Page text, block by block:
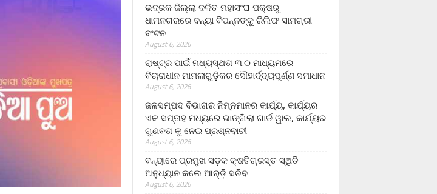
ଭଦ୍ରକ ଜିଲ୍ଲା ଦଳିତ ମହାସଂଘ ପକ୍ଷରୁ
ଧାମନଗରରେ ବନ୍ୟା ବିପନ୍ନଙ୍କୁ ରିଲିଫ ସାମଗ୍ରୀ
ବଂଟନ
August 6, 2026
ରାଷ୍ଟ୍ର ପାଇଁ ମଧ୍ୟସ୍ଥତା ୩.୦ ମାଧ୍ୟମରେ
ବିଚାରାଧୀନ ମାମଲାଗୁଡ଼ିକର ସୌହାର୍ଦ୍ଦ୍ୟପୂର୍ଣ୍ଣ ସମାଧାନ
August 6, 2026
ଜଳସମ୍ପଦ ବିଭାଗର ନିମ୍ନମାନର କାର୍ଯ୍ୟ, କାର୍ଯ୍ୟର
ଏକ ସପ୍ତାହ ମଧ୍ୟରେ ଭାଙ୍ଗିଲା ଗାର୍ଡ ୱାଲ, କାର୍ଯ୍ୟର
ଗୁଣବତା କୁ ନେଇ ପ୍ରଶ୍ନବାଚୀ
August 6, 2026
ବନ୍ୟାରେ ପ୍ରମୁଖ ସଡ଼କ କ୍ଷତିଗ୍ରସ୍ତ ସ୍ଥିତି
ଅନୁଧ୍ୟାନ କଲେ ଆର୍‌ଡ଼ି ସଚିବ
August 6, 2026